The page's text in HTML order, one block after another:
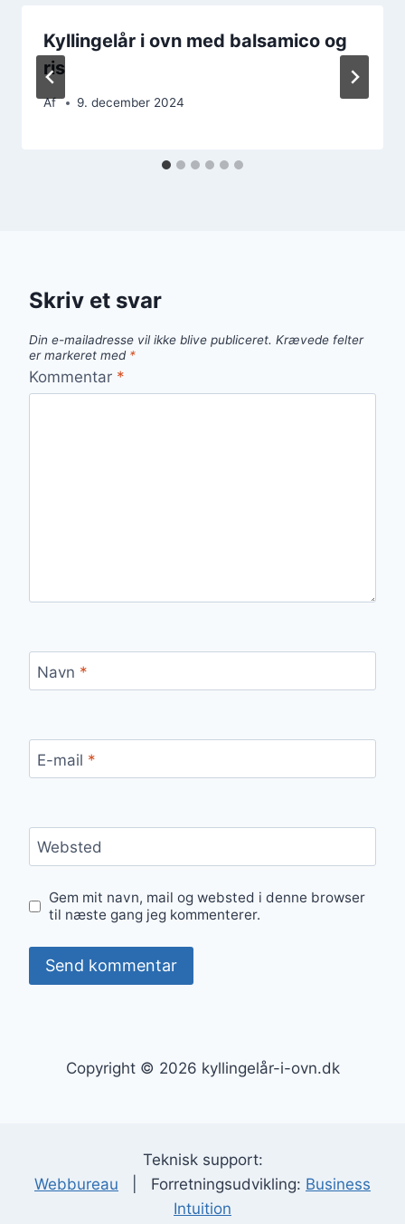
Kyllingelår i ovn med balsamico og
ris
Af 9. december 2024
Skriv et svar
Din e-mailadresse vil ikke blive publiceret. Krævede felter
er markeret med *
Kommentar *
Navn *
E-mail *
Websted
Gem mit navn, mail og websted i denne browser
til næste gang jeg kommenterer.
Copyright © 2026 kyllingelår-i-ovn.dk
Teknisk support:
Webbureau | Forretningsudvikling: Business
Intuition